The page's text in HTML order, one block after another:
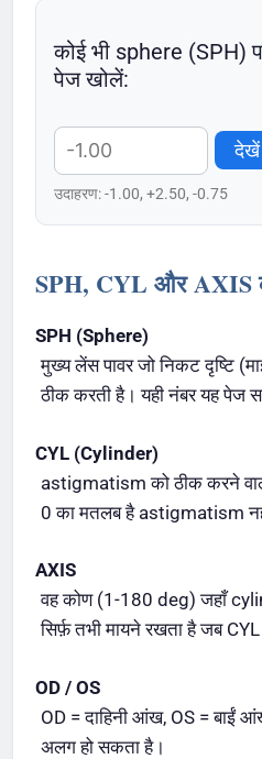
कोई भी sphere (SPH)
पेज खोलें:
देखें
उदाहरण: -1.00, +2.50, -0.75
SPH, CYL और AXIS
SPH (Sphere)
मुख्य लेंस पावर जो निकट दृष्टि
ठीक करती है। यही नंबर यह पेज
CYL (Cylinder)
astigmatism को ठीक करने
0 का मतलब है astigmatism
AXIS
वह कोण (1-180 deg) जहाँ
सिर्फ़ तभी मायने रखता है जब CYL
OD / OS
OD = दाहिनी आंख, OS = बाईं
अलग हो सकता है।